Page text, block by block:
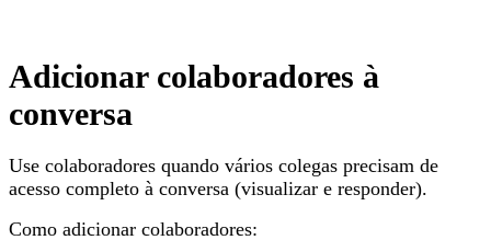
Adicionar colaboradores à
conversa
Use colaboradores quando vários colegas precisam de
acesso completo à conversa (visualizar e responder).
Como adicionar colaboradores: